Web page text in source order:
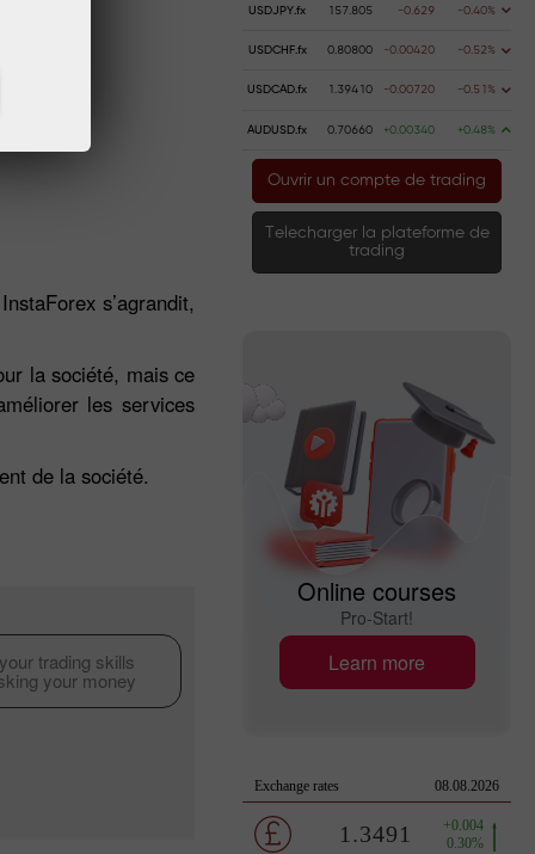
s’agrandit,
la société, mais ce
les services
de la société.
trading skills
your money
USDJPY.fx 157.805 -0.629 -0.40%
USDCHF.fx 0.80800 -0.00420 -0.52%
USDCAD.fx 1.39410 -0.00720 -0.51%
AUDUSD.fx 0.70660 +0.00340 +0.48%
Ouvrir un compte de trading
Telecharger la plateforme de
trading
Online courses
Pro-Start!
Learn more